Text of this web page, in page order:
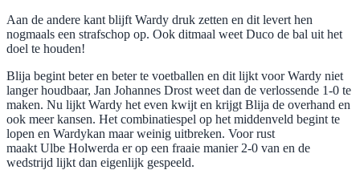
Aan de andere kant blijft Wardy druk zetten en dit levert hen
nogmaals een strafschop op. Ook ditmaal weet Duco de bal uit het
doel te houden!
Blija begint beter en beter te voetballen en dit lijkt voor Wardy niet
langer houdbaar, Jan Johannes Drost weet dan de verlossende 1-0 te
maken. Nu lijkt Wardy het even kwijt en krijgt Blija de overhand en
ook meer kansen. Het combinatiespel op het middenveld begint te
lopen en Wardykan maar weinig uitbreken. Voor rust
maakt Ulbe Holwerda er op een fraaie manier 2-0 van en de
wedstrijd lijkt dan eigenlijk gespeeld.